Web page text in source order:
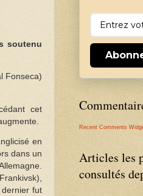
soutenu
Fonseca)
cet
en
dans un
fut
Recent Comments
Articles les
consultés